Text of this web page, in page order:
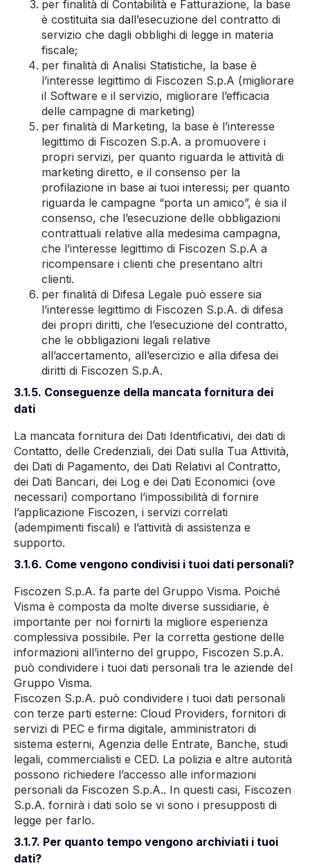
per finalità di Contabilità e Fatturazione, la base
è costituita sia dall’esecuzione del contratto di
servizio che dagli obblighi di legge in materia
fiscale;
per finalità di Analisi Statistiche, la base è
l’interesse legittimo di Fiscozen S.p.A (migliorare
il Software e il servizio, migliorare l’efficacia
delle campagne di marketing)
per finalità di Marketing, la base è l’interesse
legittimo di Fiscozen S.p.A. a promuovere i
propri servizi, per quanto riguarda le attività di
marketing diretto, e il consenso per la
profilazione in base ai tuoi interessi; per quanto
riguarda le campagne “porta un amico”, è sia il
consenso, che l’esecuzione delle obbligazioni
contrattuali relative alla medesima campagna,
che l’interesse legittimo di Fiscozen S.p.A a
ricompensare i clienti che presentano altri
clienti.
per finalità di Difesa Legale può essere sia
l’interesse legittimo di Fiscozen S.p.A. di difesa
dei propri diritti, che l’esecuzione del contratto,
che le obbligazioni legali relative
all’accertamento, all’esercizio e alla difesa dei
diritti di Fiscozen S.p.A.
3.1.5. Conseguenze della mancata fornitura dei
dati
La mancata fornitura dei Dati Identificativi, dei dati di
Contatto, delle Credenziali, dei Dati sulla Tua Attività,
dei Dati di Pagamento, dei Dati Relativi al Contratto,
dei Dati Bancari, dei Log e dei Dati Economici (ove
necessari) comportano l’impossibilità di fornire
l’applicazione Fiscozen, i servizi correlati
(adempimenti fiscali) e l’attività di assistenza e
supporto.
3.1.6. Come vengono condivisi i tuoi dati personali?
Fiscozen S.p.A. fa parte del Gruppo Visma. Poiché
Visma è composta da molte diverse sussidiarie, è
importante per noi fornirti la migliore esperienza
complessiva possibile. Per la corretta gestione delle
informazioni all’interno del gruppo, Fiscozen S.p.A.
può condividere i tuoi dati personali tra le aziende del
Gruppo Visma.
Fiscozen S.p.A. può condividere i tuoi dati personali
con terze parti esterne: Cloud Providers, fornitori di
servizi di PEC e firma digitale, amministratori di
sistema esterni, Agenzia delle Entrate, Banche, studi
legali, commercialisti e CED. La polizia e altre autorità
possono richiedere l’accesso alle informazioni
personali da Fiscozen S.p.A.. In questi casi, Fiscozen
S.p.A. fornirà i dati solo se vi sono i presupposti di
legge per farlo.
3.1.7. Per quanto tempo vengono archiviati i tuoi
dati?